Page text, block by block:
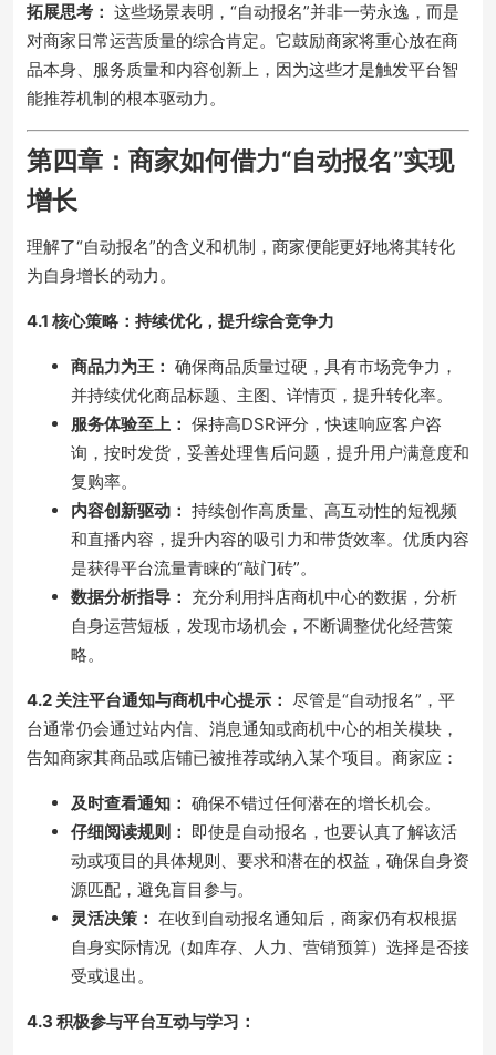
拓展思考： 这些场景表明，“自动报名”并非一劳永逸，而是
对商家日常运营质量的综合肯定。它鼓励商家将重心放在商
品本身、服务质量和内容创新上，因为这些才是触发平台智
能推荐机制的根本驱动力。
第四章：商家如何借力“自动报名”实现
增长
理解了“自动报名”的含义和机制，商家便能更好地将其转化
为自身增长的动力。
4.1 核心策略：持续优化，提升综合竞争力
商品力为王： 确保商品质量过硬，具有市场竞争力，
并持续优化商品标题、主图、详情页，提升转化率。
服务体验至上： 保持高DSR评分，快速响应客户咨
询，按时发货，妥善处理售后问题，提升用户满意度和
复购率。
内容创新驱动： 持续创作高质量、高互动性的短视频
和直播内容，提升内容的吸引力和带货效率。优质内容
是获得平台流量青睐的“敲门砖”。
数据分析指导： 充分利用抖店商机中心的数据，分析
自身运营短板，发现市场机会，不断调整优化经营策
略。
4.2 关注平台通知与商机中心提示： 尽管是“自动报名”，平
台通常仍会通过站内信、消息通知或商机中心的相关模块，
告知商家其商品或店铺已被推荐或纳入某个项目。商家应：
及时查看通知： 确保不错过任何潜在的增长机会。
仔细阅读规则： 即使是自动报名，也要认真了解该活
动或项目的具体规则、要求和潜在的权益，确保自身资
源匹配，避免盲目参与。
灵活决策： 在收到自动报名通知后，商家仍有权根据
自身实际情况（如库存、人力、营销预算）选择是否接
受或退出。
4.3 积极参与平台互动与学习：